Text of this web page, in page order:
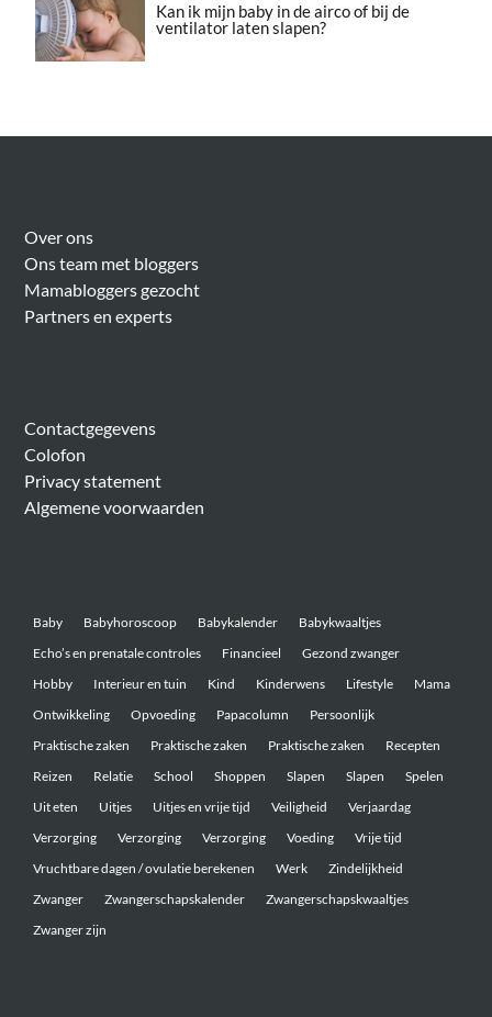
Kan ik mijn baby in de airco of bij de
ventilator laten slapen?
Over ons
Ons team met bloggers
Mamabloggers gezocht
Partners en experts
Contactgegevens
Colofon
Privacy statement
Algemene voorwaarden
Baby Babyhoroscoop Babykalender
Babykwaaltjes
Echo’s en prenatale controles
Financieel
Gezond zwanger
Hobby
Interieur en tuin Kind Kinderwens Lifestyle
Mama
Ontwikkeling
Opvoeding Papacolumn
Persoonlijk
Praktische zaken
Praktische zaken Praktische zaken
Recepten
Reizen
Relatie School Shoppen Slapen Slapen
Spelen
Uit eten
Uitjes Uitjes en vrije tijd Veiligheid
Verjaardag
Verzorging
Verzorging Verzorging Voeding
Vrije tijd
Vruchtbare dagen / ovulatie berekenen
Werk
Zindelijkheid
Zwanger
Zwangerschapskalender
Zwangerschapskwaaltjes
Zwanger zijn